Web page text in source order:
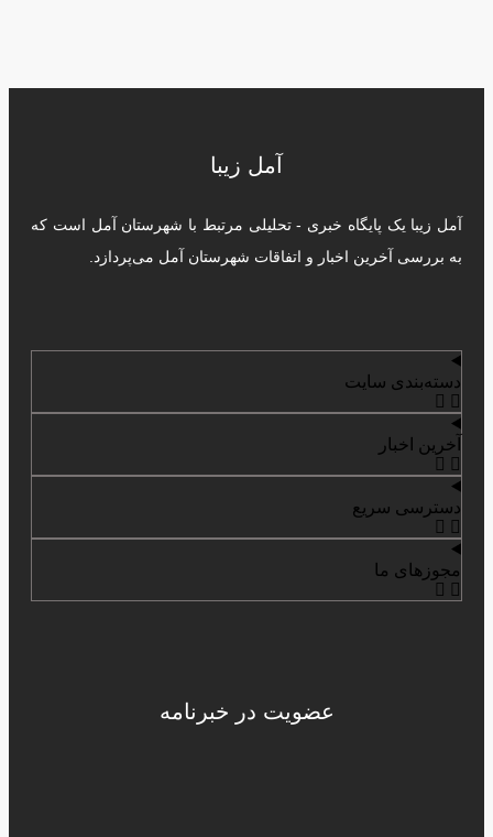
آمل زیبا
آمل زیبا یک پایگاه خبری - تحلیلی مرتبط با شهرستان آمل است که
به بررسی آخرین اخبار و اتفاقات شهرستان آمل می‌پردازد.
دسته‌بندی سایت
آخرین اخبار
دسترسی سریع
مجوزهای ما
عضویت در خبرنامه